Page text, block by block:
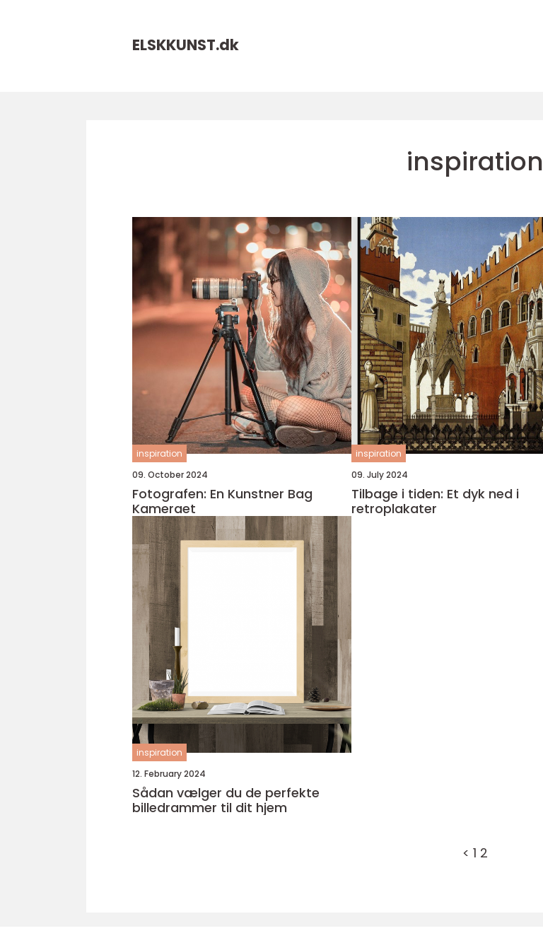
ELSKKUNST.dk
inspiration
inspiration
09. October 2024
Fotografen: En Kunstner Bag
Kameraet
inspiration
09. July 2024
Tilbage i tiden: Et dyk ned i
retroplakater
inspiration
12. February 2024
Sådan vælger du de perfekte
billedrammer til dit hjem
< 1 2